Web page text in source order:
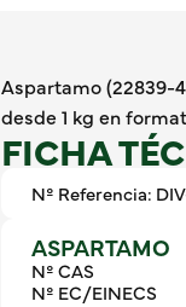
Aspartamo (22839-
desde 1 kg en
FICHA
Nº Referencia:
ASPARTAMO
Nº CAS
Nº EC/EINECS